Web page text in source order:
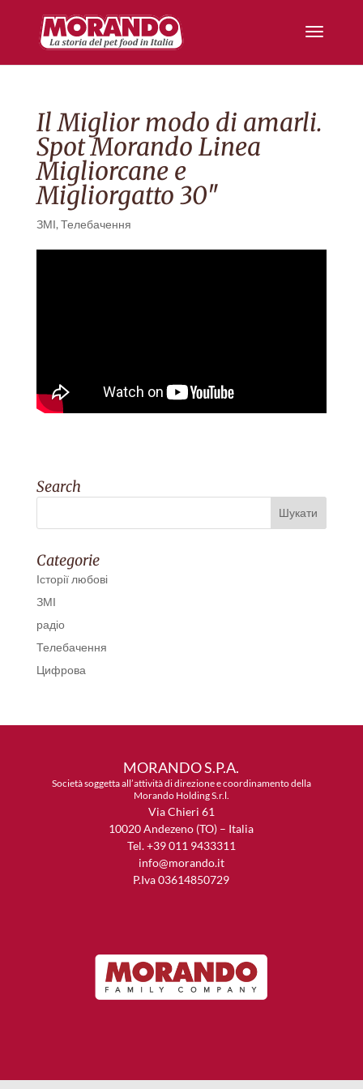
Il Miglior modo di amarli.
Spot Morando Linea
Migliorcane e
Migliorgatto 30″
ЗМІ, Телебачення
Search
Categorie
Історії любові
ЗМІ
радіо
Телебачення
Цифрова
MORANDO S.P.A.
Società soggetta all’attività di direzione e coordinamento della
Morando Holding S.r.l.
Via Chieri 61
10020 Andezeno (TO) – Italia
Tel. +39 011 9433311
info@morando.it
P.Iva 03614850729